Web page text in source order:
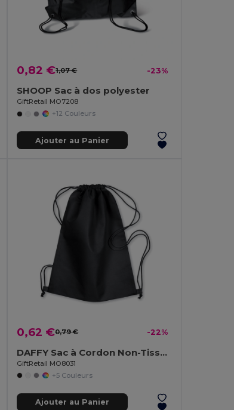
0,82 €1,07 € -23%
SHOOP Sac à dos polyester
GiftRetail MO7208
+12 Couleurs
Ajouter au Panier
0,62 €0,79 € -22%
DAFFY Sac à Cordon Non-Tissé 80g Pratique et Léger
GiftRetail MO8031
+5 Couleurs
Ajouter au Panier